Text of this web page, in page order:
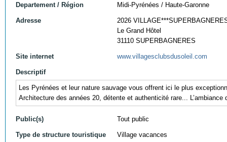
Departement / Région Midi-Pyrénées / Haute-Garonne
Adresse
2026
Le Grand Hôtel
31110 SUPERBAGNERES
Site internet www.villagesclubsdusoleil.com
Descriptif
Les Pyrénées et leur nature sauvage vous offrent ici le plus
Architecture des années 20, détente et authenticité rare...
Public(s) Tout public
Type de structure touristique Village vacances